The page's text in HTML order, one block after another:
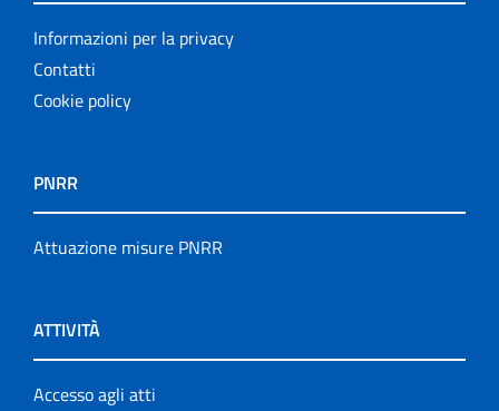
Informazioni per la privacy
Contatti
Cookie policy
PNRR
Attuazione misure PNRR
ATTIVITÀ
Accesso agli atti